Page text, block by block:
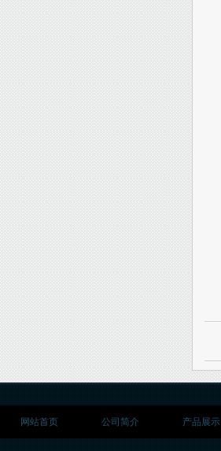
网站首页 公司简介 产品展示